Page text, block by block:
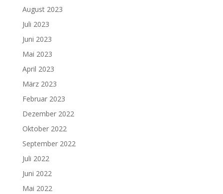
August 2023
Juli 2023
Juni 2023
Mai 2023
April 2023
März 2023
Februar 2023
Dezember 2022
Oktober 2022
September 2022
Juli 2022
Juni 2022
Mai 2022